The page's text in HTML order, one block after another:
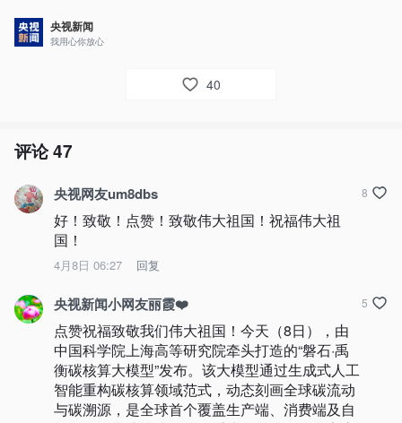
央视新闻
我用心你放心
40
评论47
央视网友um8dbs
好！致敬！点赞！致敬伟大祖国！祝福伟大祖
国！
4月8日 06:27 回复
8
央视新闻小网友丽霞❤️
点赞祝福致敬我们伟大祖国！今天（8日），由
中国科学院上海高等研究院牵头打造的“磐石·禹
衡碳核算大模型”发布。该大模型通过生成式人工
智能重构碳核算领域范式，动态刻画全球碳流动
与碳溯源，是全球首个覆盖生产端、消费端及自
5